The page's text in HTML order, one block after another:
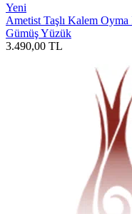
Yeni
Ametist Taşlı Kalem
Gümüş Yüzük
3.490,00 TL